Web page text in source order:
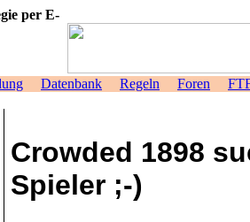
per E-
Datenbank Regeln Foren
Crowded 1898
Spieler ;-)